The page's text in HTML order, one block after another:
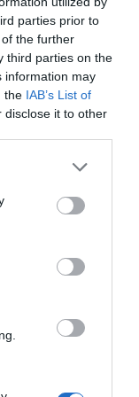
parties prior to
the further
third parties on the
information may
the IAB’s List of
disclose it to other
central– en
d'organismes
d'espècies,
i millorar la
una
el
font de